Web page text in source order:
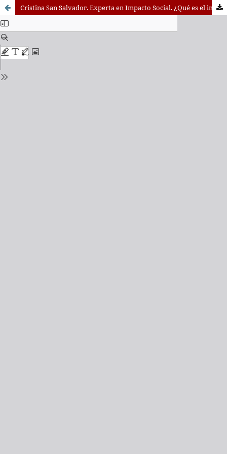
Cristina San Salvador. Experta en Impacto Social. ¿Qué es el impacto social?